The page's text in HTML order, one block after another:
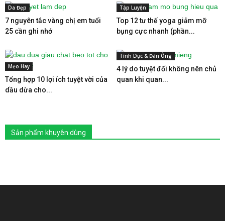
Da Đẹp
7 nguyên tắc vàng chị em tuổi
25 cần ghi nhớ
Tập Luyện
Top 12 tư thế yoga giảm mỡ
bụng cực nhanh (phần...
Mẹo Hay
Tổng hợp 10 lợi ích tuyệt vời của
dầu dừa cho...
Tình Dục & Đàn Ông
4 lý do tuyệt đối không nên chủ
quan khi quan...
Sản phẩm khuyên dùng